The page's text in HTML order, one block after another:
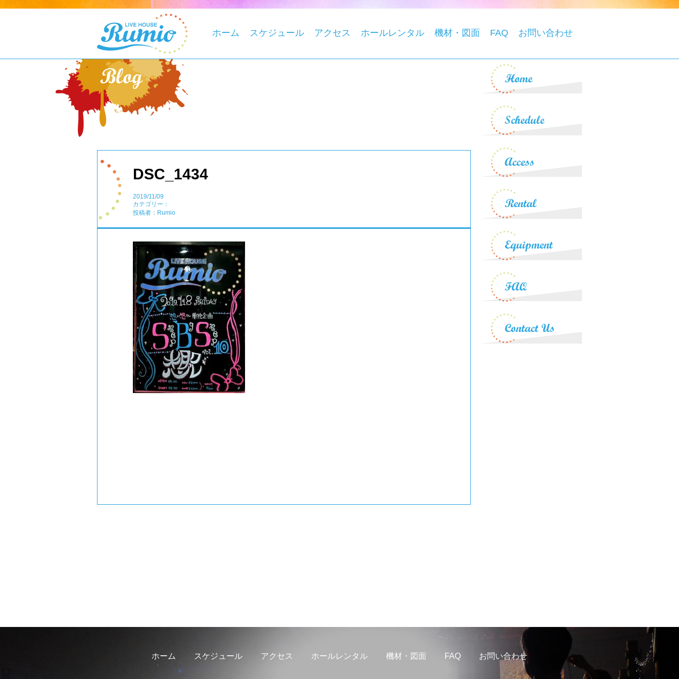
ホーム スケジュール アクセス ホールレンタル 機材・図面 FAQ お問い合わせ
DSC_1434
2019/11/09
カテゴリー：
投稿者：Rumio
ホーム スケジュール アクセス ホールレンタル 機材・図面 FAQ お問い合わせ